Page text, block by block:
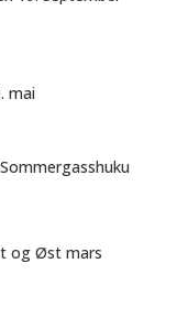
mai
og Øst mars